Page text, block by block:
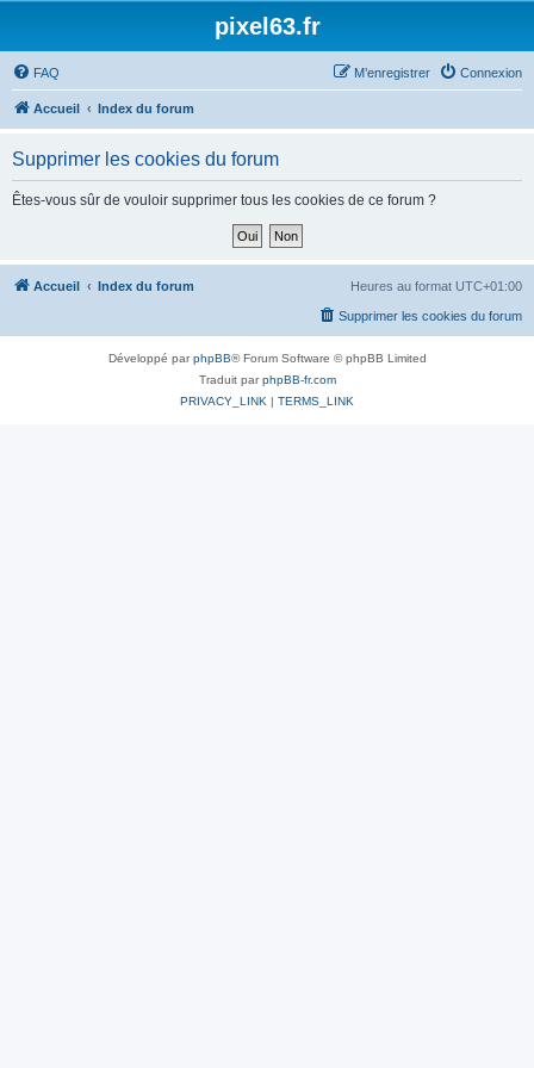
pixel63.fr
FAQ Connexion
M’enregistrer
Accueil Index du forum
Supprimer les cookies du forum
Êtes-vous sûr de vouloir supprimer tous les cookies de ce forum ?
Accueil Index du forum Heures au format UTC+01:00
Supprimer les cookies du forum
Développé parphpBB® Forum Software © phpBB Limited
Traduit parphpBB-fr.com
PRIVACY_LINK | TERMS_LINK